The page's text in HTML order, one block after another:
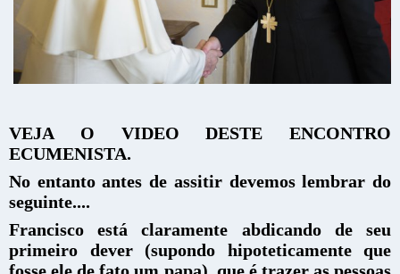
VEJA O VIDEO DESTE ENCONTRO
ECUMENISTA.
No entanto antes de assitir devemos lembrar do
seguinte....
Francisco está claramente abdicando de seu
primeiro dever (supondo hipoteticamente que